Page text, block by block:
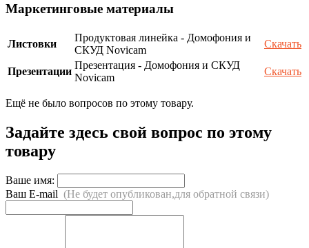
Маркетинговые материалы
Листовки
Продуктовая линейка - Домофония и
СКУД Novicam
Скачать
Презентации
Презентация - Домофония и СКУД
Novicam
Скачать
Ещё не было вопросов по этому товару.
Задайте здесь свой вопрос по этому
товару
Ваше имя:
Ваш E-mail (Не будет опубликован,для обратной связи)